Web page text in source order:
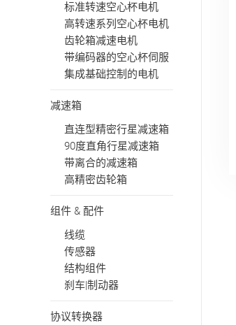
标准转速空心杯电机
高转速系列空心杯电机
齿轮箱减速电机
带编码器的空心杯伺服
集成基础控制的电机
减速箱
直连型精密行星减速箱
90度直角行星减速箱
带离合的减速箱
高精密齿轮箱
组件 & 配件
线缆
传感器
结构组件
刹车|制动器
协议转换器